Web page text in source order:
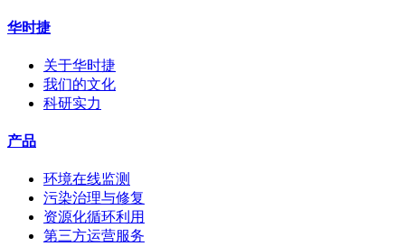
华时捷
关于华时捷
我们的文化
科研实力
产品
环境在线监测
污染治理与修复
资源化循环利用
第三方运营服务